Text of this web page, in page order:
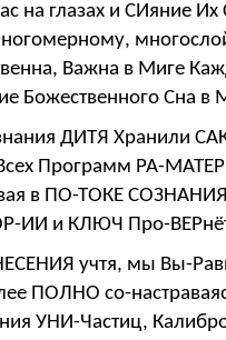
на глазах и СИяние
Важна в Миге
Божественного Сна
ДИТЯ Хранили
Программ РА-
в ПО-ТОКЕ
ИИ и КЛЮЧ Про-
учтя, мы Вы-
ПОЛНО со-
УНИ-Частиц,